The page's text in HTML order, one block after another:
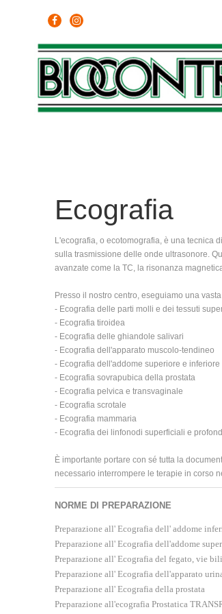
Ecografia
L'ecografia, o ecotomografia, è una tecnica
sulla trasmissione delle onde ultrasonore.
avanzate come la TC, la risonanza
Presso il nostro centro, eseguiamo una
- Ecografia delle parti molli e dei tessuti
- Ecografia tiroidea
- Ecografia delle ghiandole salivari
- Ecografia dell'apparato muscolo-tendineo
- Ecografia dell'addome superiore e inferiore
- Ecografia sovrapubica della prostata
- Ecografia pelvica e transvaginale
- Ecografia scrotale
- Ecografia mammaria
- Ecografia dei linfonodi superficiali e
È importante portare con sé tutta la
necessario interrompere le terapie in corso
NORME DI PREPARAZIONE
Preparazione all' Ecografia dell' addome
Preparazione all' Ecografia dell'addome
Preparazione all' Ecografia del fegato, vie
Preparazione all' Ecografia dell'apparato
Preparazione all' Ecografia della prostata
Preparazione all'ecografia Prostatica